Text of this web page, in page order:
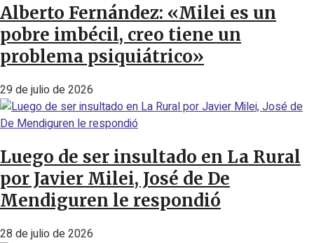
Alberto Fernández: «Milei es un
pobre imbécil, creo tiene un
problema psiquiátrico»
29 de julio de 2026
Luego de ser insultado en La Rural
por Javier Milei, José de De
Mendiguren le respondió
28 de julio de 2026